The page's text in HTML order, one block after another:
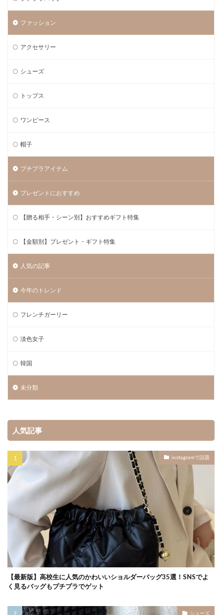
ファッション
アクセサリー
シューズ
トップス
ワンピース
帽子
プチプラアイテム
プレゼントにおすすめ
【贈る相手・シーン別】おすすめギフト特集
【金額別】プレゼント・ギフト特集
人気の記事
今年のトレンド
フレンチガーリー
淡色女子
韓国
未分類
人気記事
instagramで話題
【最新版】高校生に人気のかわいいショルダーバッグ35選！SNSでよ
く見るバッグもプチプラでゲット
シューズ